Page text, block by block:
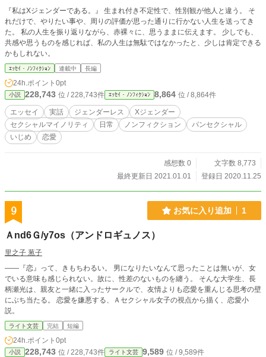
『私はXジェンダーである。』 生まれ付き不定性で、性別観が他人と違う。 そ
れだけで、やりたい事や、周りの評価が思った通りに行かない人生を送ってき
た。 私の人生を振り返りながら、赤裸々に、思うままに伝えます。 少しでも、
共感や思うものを感じれば、私の人生は無駄ではなかったと、少しは肯定できる
かもしれない。
ｴｯｾｲ・ﾉﾝﾌｨｸｼｮﾝ 連載中 長編
24h.ポイント 0pt
小説 228,743 位 / 228,743件 ｴｯｾｲ・ﾉﾝﾌｨｸｼｮﾝ 8,864 位 / 8,864件
エッセイ 実話 ジェンダーレス
Xジェンダー
セクシャルマイノリティ
日常 ノンフィクション
パンセクシャル
いじめ
恋愛
感想数 0
文字数 8,773
最終更新日 2021.01.01
登録日 2020.11.25
9 お気に入り追加 1
Ａnd6Ｇ/y7os（アンドロギュノス）
里之子 葱子
――『恋』って、きもちわるい。 男になりたいなんて思ったことは無いが、女
でいる意味も感じられない。故に、性差のないものを纏う。 そんな大学生、長
柄瀬光は、親友と一緒に入ったサークルで、友情よりも恋愛を重んじる思考の壁
にぶち当たる。 恋愛を嫌悪する、Ａセクシャル女子の視点から描く、恋愛小
説。
ライト文芸 完結 短編
24h.ポイント 0pt
小説 228,743 位 / 228,743件 ライト文芸 9,589 位 / 9,589件